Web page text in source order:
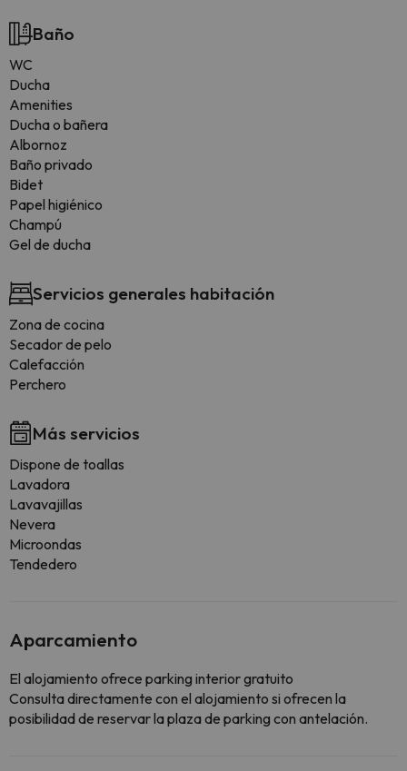
Baño
WC
Ducha
Amenities
Ducha o bañera
Albornoz
Baño privado
Bidet
Papel higiénico
Champú
Gel de ducha
Servicios generales habitación
Zona de cocina
Secador de pelo
Calefacción
Perchero
Más servicios
Dispone de toallas
Lavadora
Lavavajillas
Nevera
Microondas
Tendedero
Aparcamiento
El alojamiento ofrece parking interior gratuito
Consulta directamente con el alojamiento si ofrecen la
posibilidad de reservar la plaza de parking con antelación.